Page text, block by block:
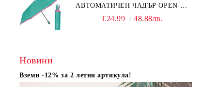
АВТОМАТИЧЕН ЧАДЪР OPEN-
CLOSE | PERLETTI TECHNOLOGY
€24.99 48.88лв.
Новини
Вземи -12% за 2 летни артикула!